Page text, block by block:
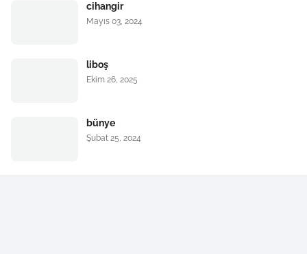
cihangir
Mayıs 03, 2024
liboş
Ekim 26, 2025
bünye
Şubat 25, 2024